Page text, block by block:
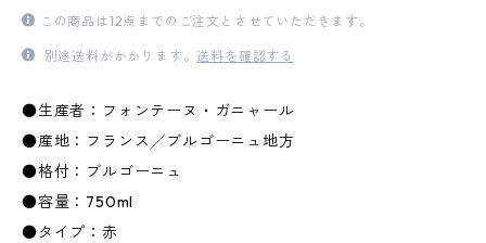
この商品は12点までのご注文とさせていただきます。
別途送料がかかります。送料を確認する
●生産者：フォンテーヌ・ガニャール
●産地：フランス╱ブルゴーニュ地方
●格付：ブルゴーニュ
●容量：750ml
●タイプ：赤